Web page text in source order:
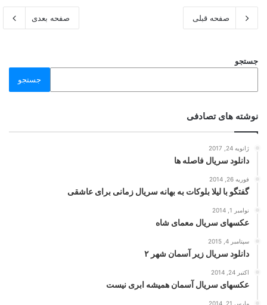
صفحه قبلی صفحه بعدی
جستجو
جستجو
نوشته های تصادفی
ژانویه 24, 2017
دانلود سریال فاصله ها
فوریه 26, 2014
گفتگو با لیلا بلوکات به بهانه سریال زمانی برای عاشقی
نوامبر 1, 2014
عکسهای سریال معمای شاه
سپتامبر 4, 2015
دانلود سریال زیر آسمان شهر ۲
اکتبر 24, 2014
عکسهای سریال آسمان همیشه ابری نیست
مارس 21, 2014